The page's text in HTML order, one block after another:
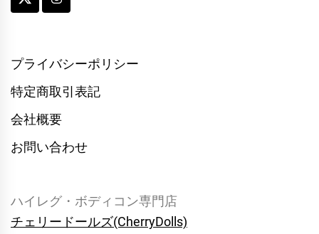
プライバシーポリシー
特定商取引表記
会社概要
お問い合わせ
ハイレグ・ボディコン専門店
チェリードールズ(CherryDolls)